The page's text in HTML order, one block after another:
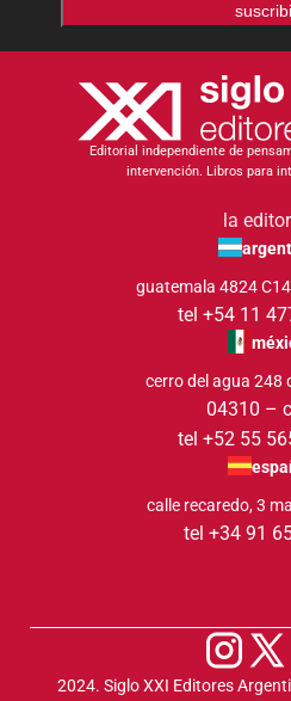
Editorial independiente de
intervención. Libros para
la
guatemala 4824
tel +54 11
cerro del agua 248
04310 –
tel +52 55
calle recaredo, 3
tel +34 91
2024. Siglo XXI Editores